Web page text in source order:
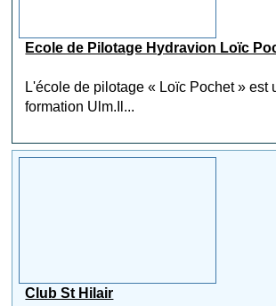
Ecole de Pilotage Hydravion Loïc
L'école de pilotage « Loïc Pochet » est
formation Ulm.Il...
Club St Hilair